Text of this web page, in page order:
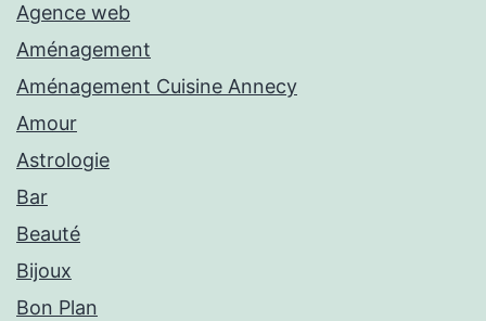
Agence web
Aménagement
Aménagement Cuisine Annecy
Amour
Astrologie
Bar
Beauté
Bijoux
Bon Plan